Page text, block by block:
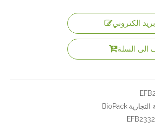
الكتروني
الى السلة
التجارية:BioPack